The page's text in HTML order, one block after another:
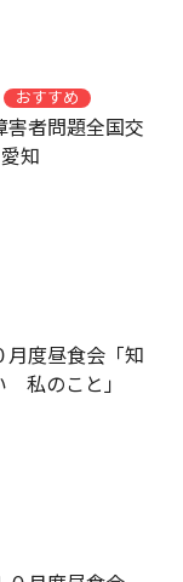
おすすめ
害者問題全国交
知
月度昼食会「知
私のこと」